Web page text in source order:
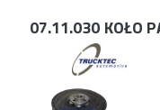
07.11.030 KOŁO